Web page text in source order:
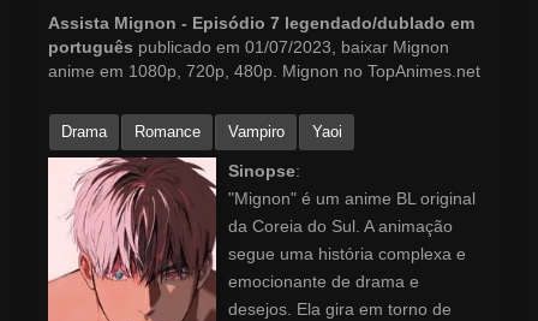
Assista Mignon - Episódio 7 legendado/dublado em
português publicado em 01/07/2023, baixar Mignon
anime em 1080p, 720p, 480p. Mignon no TopAnimes.net
Drama Romance Vampiro Yaoi
Sinopse:
"Mignon" é um anime BL original
da Coreia do Sul. A animação
segue uma história complexa e
emocionante de drama e
desejos. Ela gira em torno de